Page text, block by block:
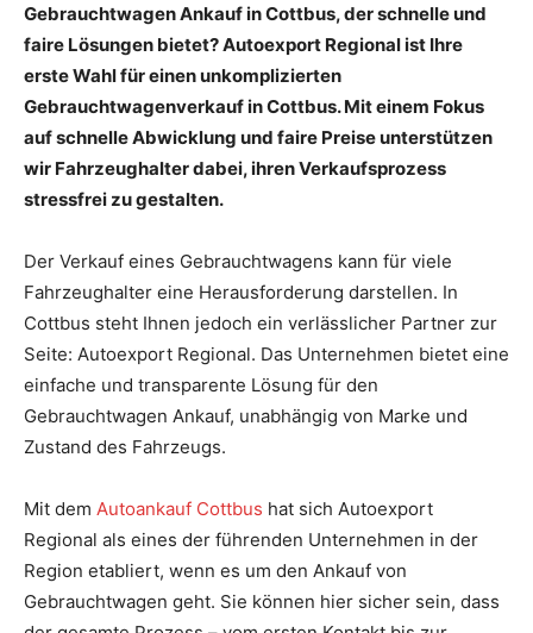
Gebrauchtwagen Ankauf in Cottbus, der schnelle und
faire Lösungen bietet? Autoexport Regional ist Ihre
erste Wahl für einen unkomplizierten
Gebrauchtwagenverkauf in Cottbus. Mit einem Fokus
auf schnelle Abwicklung und faire Preise unterstützen
wir Fahrzeughalter dabei, ihren Verkaufsprozess
stressfrei zu gestalten.
Der Verkauf eines Gebrauchtwagens kann für viele
Fahrzeughalter eine Herausforderung darstellen. In
Cottbus steht Ihnen jedoch ein verlässlicher Partner zur
Seite: Autoexport Regional. Das Unternehmen bietet eine
einfache und transparente Lösung für den
Gebrauchtwagen Ankauf, unabhängig von Marke und
Zustand des Fahrzeugs.
Mit dem Autoankauf Cottbus hat sich Autoexport
Regional als eines der führenden Unternehmen in der
Region etabliert, wenn es um den Ankauf von
Gebrauchtwagen geht. Sie können hier sicher sein, dass